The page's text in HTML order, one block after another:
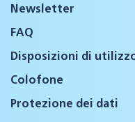
Newsletter
FAQ
Disposizioni di
Colofone
Protezione dei dati